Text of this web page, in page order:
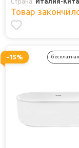
Товар
-15%